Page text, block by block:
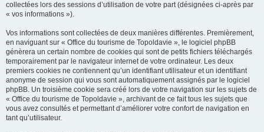
collectées lors des sessions d’utilisation de votre part (désignées ci-après par
« vos informations »).
Vos informations sont collectées de deux manières différentes. Premièrement,
en naviguant sur « Office du tourisme de Topoldavie », le logiciel phpBB
génèrera un certain nombre de cookies qui sont de petits fichiers téléchargés
temporairement par le navigateur internet de votre ordinateur. Les deux
premiers cookies ne contiennent qu’un identifiant utilisateur et un identifiant
anonyme de session qui vous sont automatiquement assignés par le logiciel
phpBB. Un troisième cookie sera créé lors de votre navigation sur les sujets de
« Office du tourisme de Topoldavie », archivant de ce fait tous les sujets que
vous avez consultés et permettant d’améliorer votre confort de navigation en
tant qu’utilisateur.